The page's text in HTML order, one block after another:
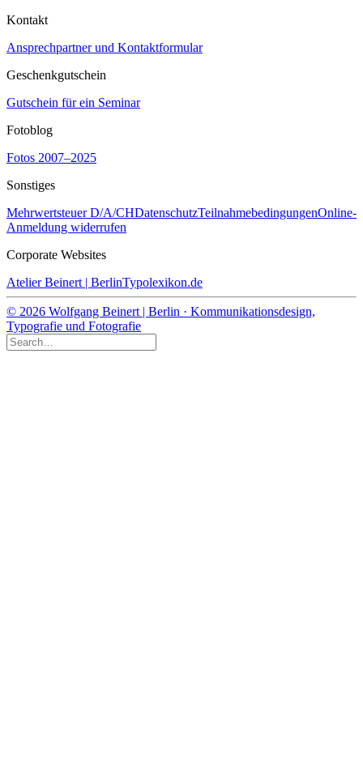
Kontakt
Ansprechpartner und Kontaktformular
Geschenkgutschein
Gutschein für ein Seminar
Fotoblog
Fotos 2007–2025
Sonstiges
Mehrwertsteuer D/A/CHDatenschutzTeilnahmebedingungenOnline-
Anmeldung widerrufen
Corporate Websites
Atelier Beinert | BerlinTypolexikon.de
© 2026 Wolfgang Beinert | Berlin · Kommunikationsdesign,
Typografie und Fotografie